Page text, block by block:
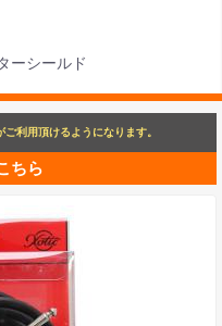
ーシールド
利用頂けるようになります。
ちら